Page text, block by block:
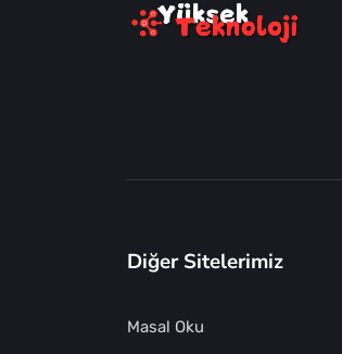
Diğer Sitelerimiz
Masal Oku